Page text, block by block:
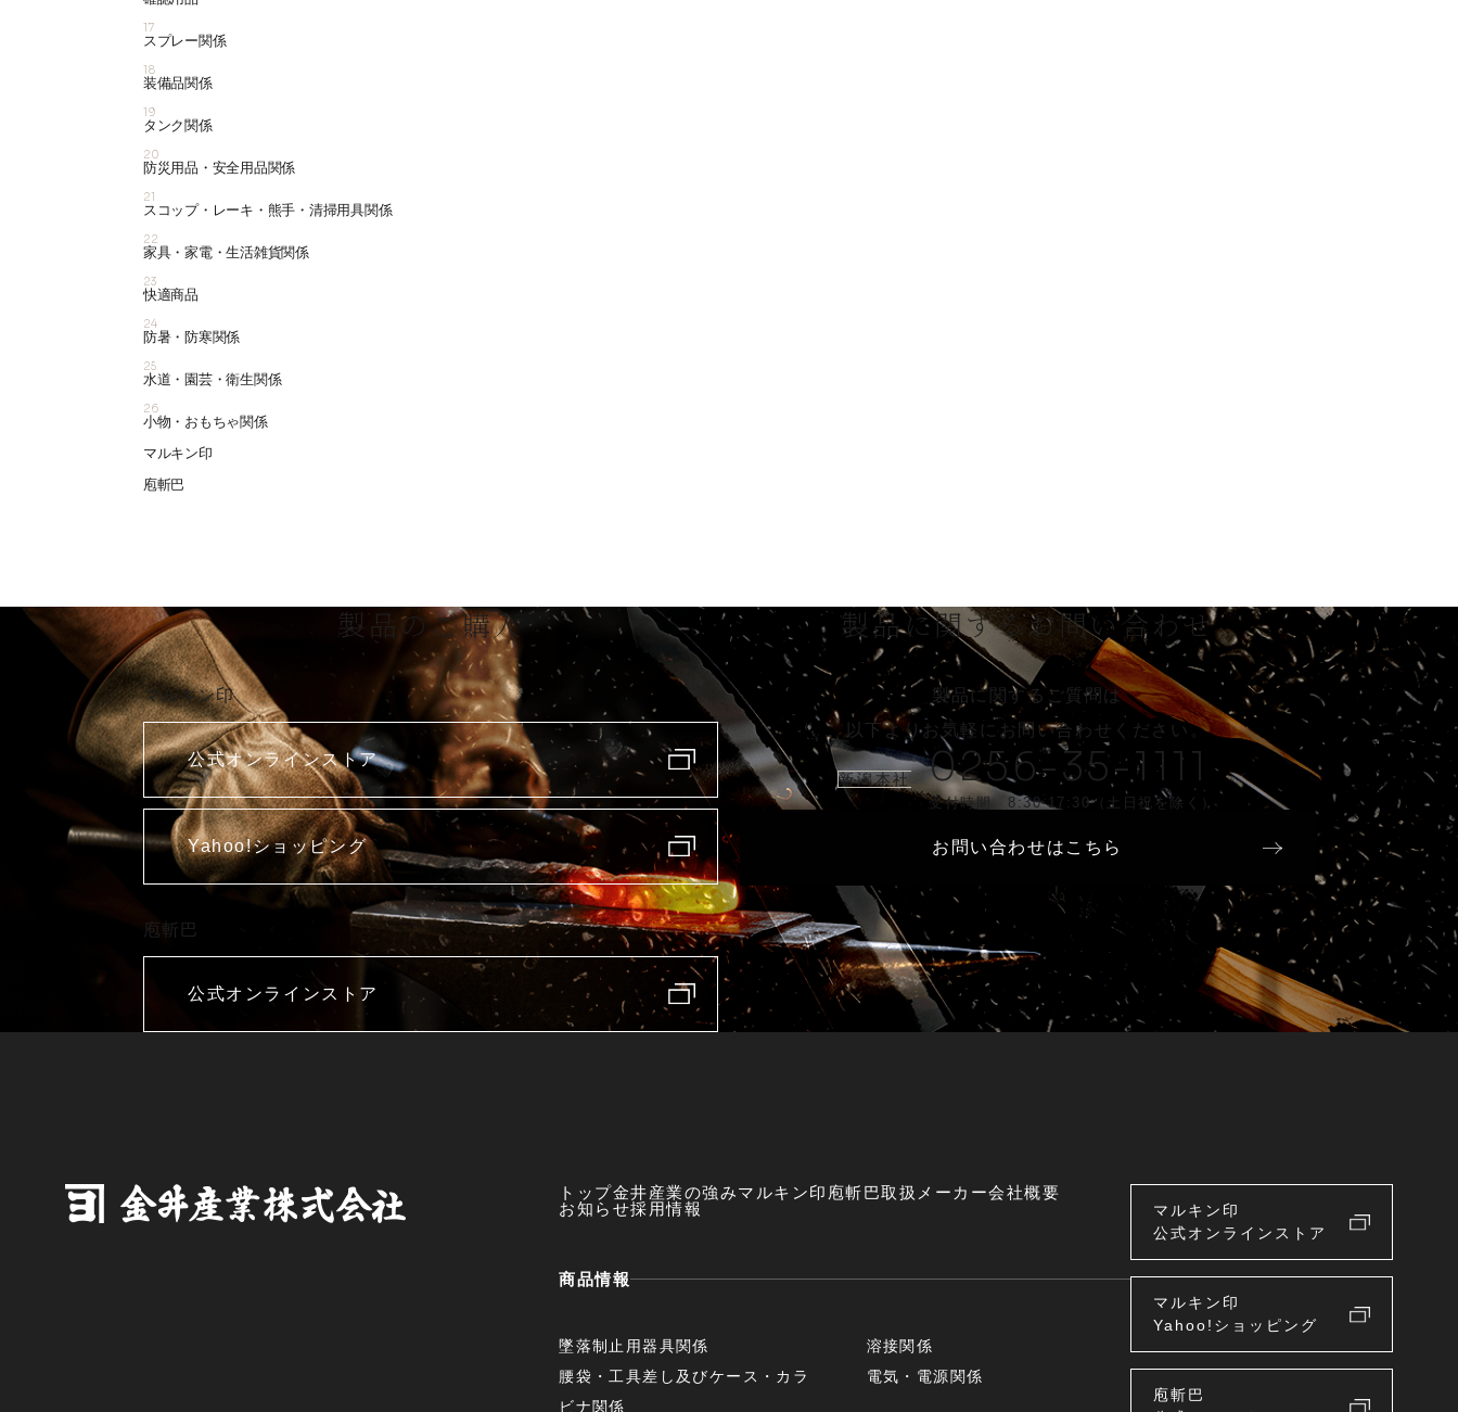
17
スプレー関係
18
装備品関係
19
タンク関係
20
防災用品・安全用品関係
21
スコップ・レーキ・熊手・清掃用具関係
22
家具・家電・生活雑貨関係
23
快適商品
24
防暑・防寒関係
25
水道・園芸・衛生関係
26
小物・おもちゃ関係
マルキン印
庖斬巴
製品のご購入
マルキン印
公式オンラインストア
Yahoo!ショッピング
庖斬巴
公式オンラインストア
製品に関するお問い合わせ
製品に関するご質問は
以下よりお気軽に
お問い合わせください。
新潟本社 0256-35-1111
受付時間 8:30-17:30（土日祝を除く）
お問い合わせはこちら
トップ金井産業の強みマルキン印 庖斬巴取扱メーカー会社概要
お知らせ採用情報
商品情報
墜落制止用器具関係
腰袋・工具差し及びケース・カラ
ビナ関係
溶接関係
電気・電源関係
マルキン印
公式オンラインストア
マルキン印
Yahoo!ショッピング
庖斬巴